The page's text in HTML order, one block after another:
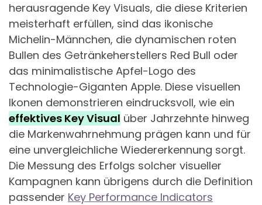
herausragende Key Visuals, die diese Kriterien
meisterhaft erfüllen, sind das ikonische
Michelin-Männchen, die dynamischen roten
Bullen des Getränkeherstellers Red Bull oder
das minimalistische Apfel-Logo des
Technologie-Giganten Apple. Diese visuellen
Ikonen demonstrieren eindrucksvoll, wie ein
effektives Key Visual über Jahrzehnte hinweg
die Markenwahrnehmung prägen kann und für
eine unvergleichliche Wiedererkennung sorgt.
Die Messung des Erfolgs solcher visueller
Kampagnen kann übrigens durch die Definition
passender Key Performance Indicators